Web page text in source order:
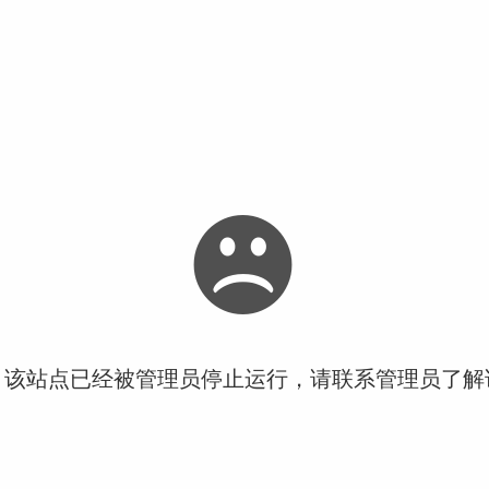
站点已经被管理员停止运行，请联系管理员了